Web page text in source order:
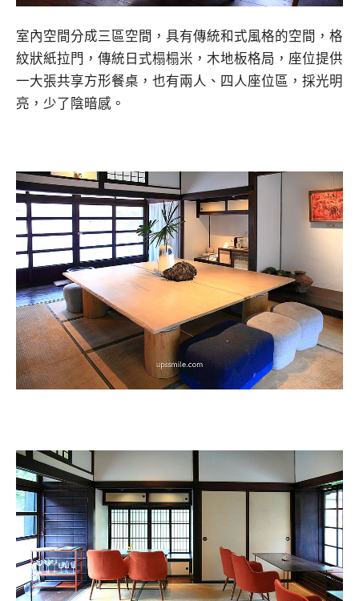
室內空間分成三區空間，具有傳統和式風格的空間，格
紋狀紙拉門，傳統日式榻榻米，木地板格局，座位提供
一大張共享方形餐桌，也有兩人、四人座位區，採光明
亮，少了陰暗感。